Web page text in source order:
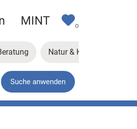
MINT 0
Natur & Klima
Suche anwenden